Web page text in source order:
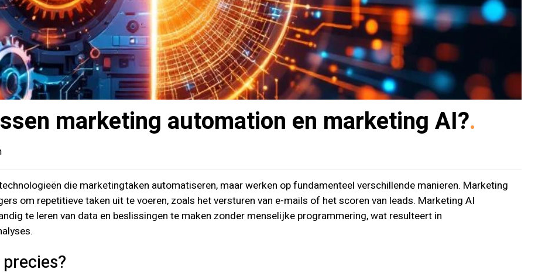
marketing automation en marketing AI?
die marketingtaken automatiseren, maar werken op fundamenteel verschillende manieren. Marketing
om repetitieve taken uit te voeren, zoals het versturen van e-mails of het scoren van leads. Marketing AI
te leren van data en beslissingen te maken zonder menselijke programmering, wat resulteert in